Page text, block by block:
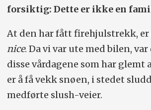
forsiktig: Dette er ikke en
At den har fått firehjulstrekk,
nice. Da vi var ute med bilen, var
disse vårdagene som har glemt
er å få vekk snøen, i stedet
medførte slush-veier.